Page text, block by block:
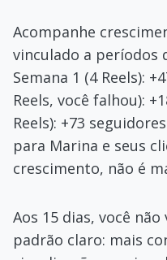
Acompanhe
vinculado a períodos
Semana 1 (4 Reels):
Reels, você falhou):
Reels): +73
para Marina e seus
crescimento, não é
Aos 15 dias, você
padrão claro: mais